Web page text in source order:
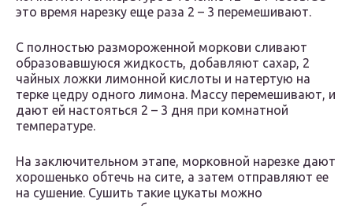
это время нарезку еще раза 2 – 3 перемешивают.
С полностью размороженной моркови сливают
образовавшуюся жидкость, добавляют сахар, 2
чайных ложки лимонной кислоты и натертую на
терке цедру одного лимона. Массу перемешивают, и
дают ей настояться 2 – 3 дня при комнатной
температуре.
На заключительном этапе, морковной нарезке дают
хорошенько обтечь на сите, а затем отправляют ее
на сушение. Сушить такие цукаты можно